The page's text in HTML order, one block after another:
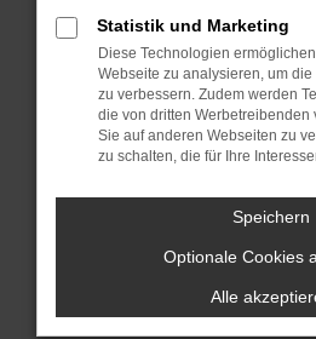
vorübergehende
Stelle sicher, dass
Betriebssystem auf
sind.
Veraltete Software
Sicherheitsrisiko,
führen, dass bestimmte
mehr unterstützt werden.
Wende dich an den
Wenn du alle oben
versucht hast,
Statistik und Marketing
Diese Technologien
Webseite zu analysieren, um
zu verbessern. Zudem werden
die von dritten Werbetreibenden
Sie auf anderen Webseiten zu
zu schalten, die für Ihre
Speichern
Optionale Cookies
Alle